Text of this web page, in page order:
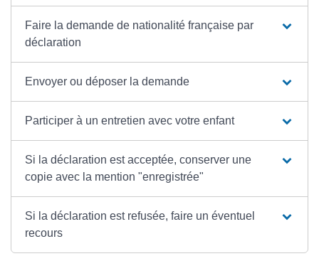
Faire la demande de nationalité française par
déclaration
Envoyer ou déposer la demande
Participer à un entretien avec votre enfant
Si la déclaration est acceptée, conserver une
copie avec la mention "enregistrée"
Si la déclaration est refusée, faire un éventuel
recours